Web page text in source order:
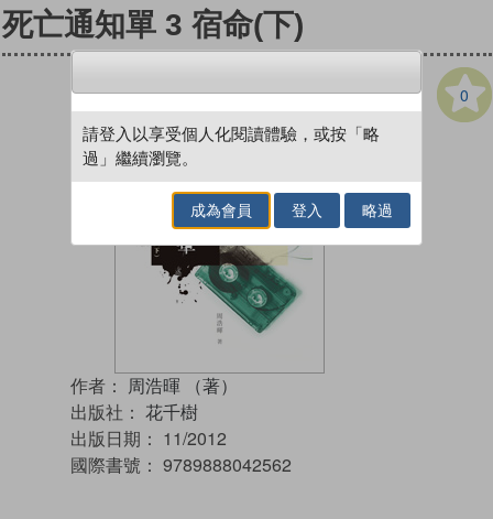
死亡通知單 3 宿命(下)
0
作者： 周浩暉 （著）
出版社： 花千樹
出版日期： 11/2012
國際書號： 9789888042562
請登入以享受個人化閱讀體驗，或按「略
過」繼續瀏覽。
成為會員 登入 略過